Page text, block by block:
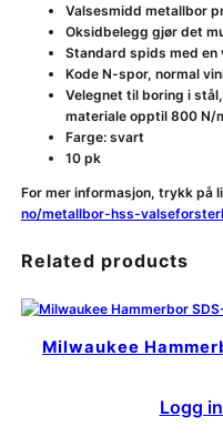
Valsesmidd metallbor
Oksidbelegg gjør det
Standard spids med en
Kode N-spor, normal
Velegnet til boring i
materiale opptil 800 N/
Farge: svart
10 pk
For mer informasjon, trykk på
no/metallbor-hss-
Related products
Milwaukee
Logg